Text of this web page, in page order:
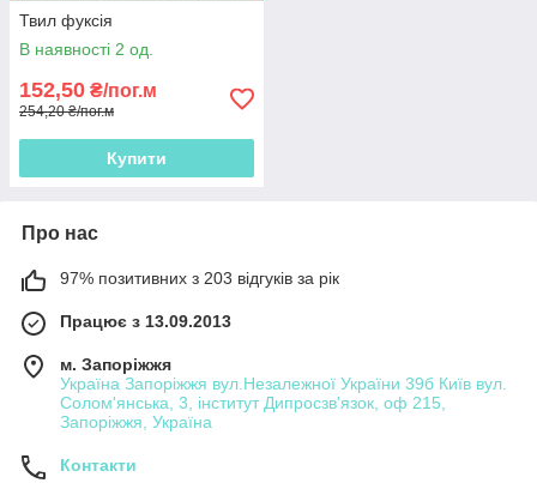
Твил фуксія
В наявності 2 од.
152,50 ₴/пог.м
254,20 ₴/пог.м
Купити
Про нас
97% позитивних з 203 відгуків за рік
Працює з 13.09.2013
м. Запоріжжя
Україна Запоріжжя вул.Незалежної України 39б Київ вул.
Солом'янська, 3, інститут Дипросзв'язок, оф 215,
Запоріжжя, Україна
Контакти